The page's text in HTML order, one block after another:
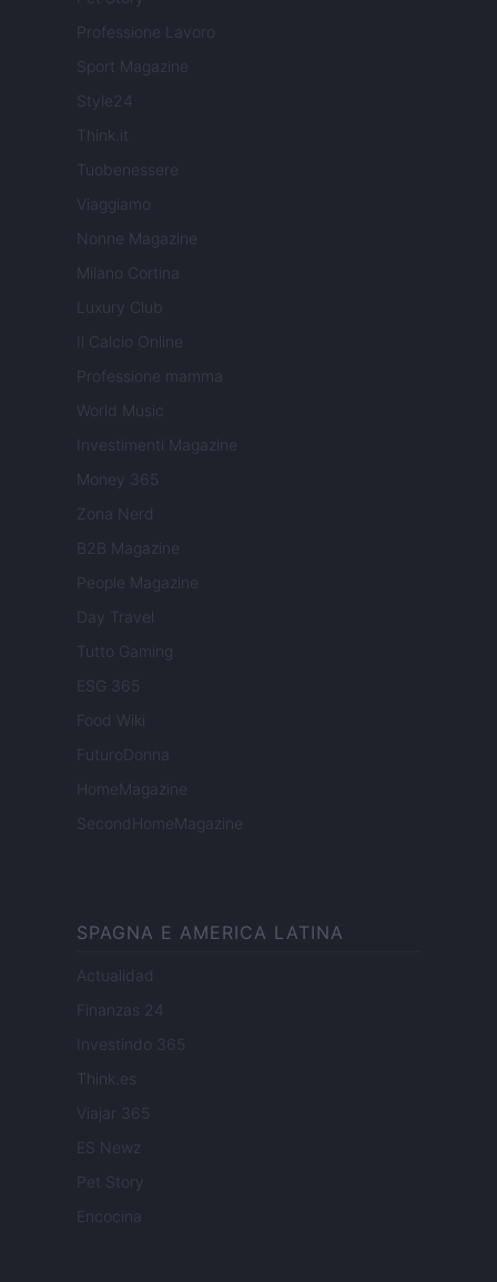
Professione Lavoro
Sport Magazine
Style24
Think.it
Tuobenessere
Viaggiamo
Nonne Magazine
Milano Cortina
Luxury Club
Il Calcio Online
Professione mamma
World Music
Investimenti Magazine
Money 365
Zona Nerd
B2B Magazine
People Magazine
Day Travel
Tutto Gaming
ESG 365
Food Wiki
FuturoDonna
HomeMagazine
SecondHomeMagazine
SPAGNA E AMERICA LATINA
Actualidad
Finanzas 24
Investindo 365
Think.es
Viajar 365
ES Newz
Pet Story
Encocina